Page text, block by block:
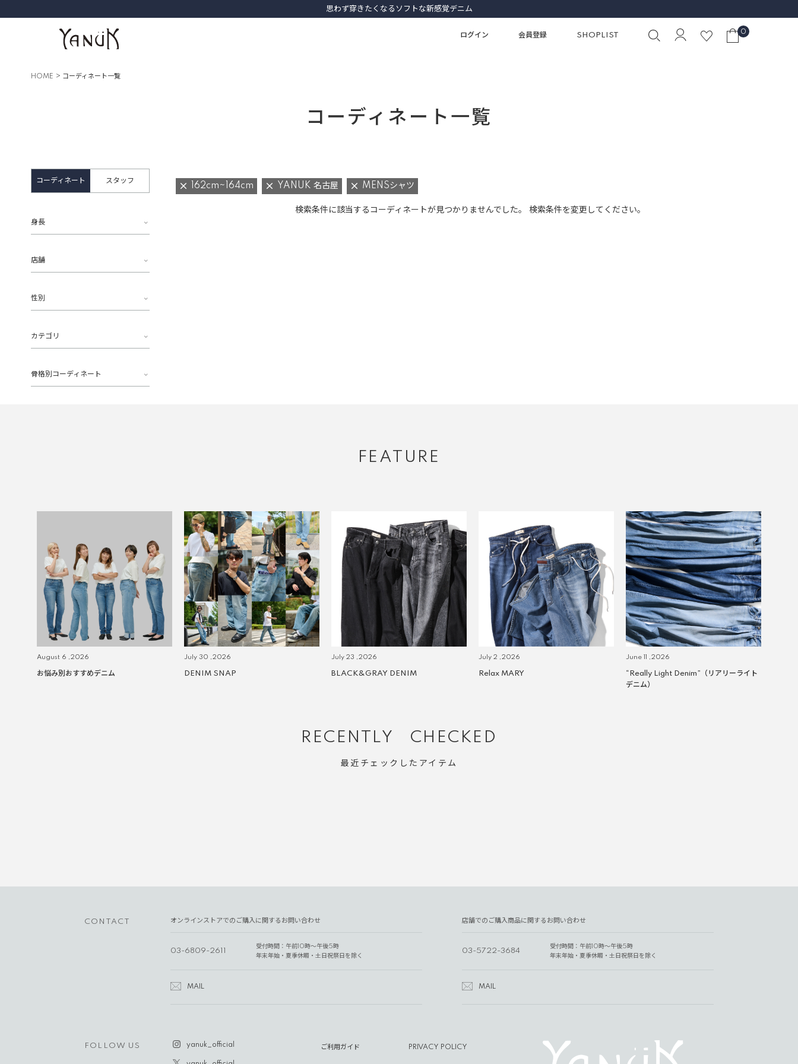
思わず穿きたくなるソフトな新感覚デニム
ログイン 会員登録 SHOPLIST 0
HOME コーディネート一覧
コーディネート一覧
コーディネート スタッフ
身長
店舗
性別
カテゴリ
骨格別コーディネート
162cm~164cm YANUK 名古屋 MENSシャツ
検索条件に該当するコーディネートが見つかりませんでした。 検索条件を変更してください。
FEATURE
August 6 ,2026
お悩み別おすすめデニム
July 30 ,2026
DENIM SNAP
July 23 ,2026
BLACK&GRAY DENIM
July 2 ,2026
Relax MARY
June 11 ,2026
“Really Light Denim”（リアリーライト
デニム）
RECENTLY CHECKED
最近チェックしたアイテム
CONTACT オンラインストアでのご購入に関するお問い合わせ
03-6809-2611
受付時間：午前10時～午後5時
年末年始・夏季休暇・土日祝祭日を除く
MAIL
店舗でのご購入商品に関するお問い合わせ
03-5722-3684
受付時間：午前10時～午後5時
年末年始・夏季休暇・土日祝祭日を除く
MAIL
FOLLOW US yanuk_official ご利用ガイド PRIVACY POLICY